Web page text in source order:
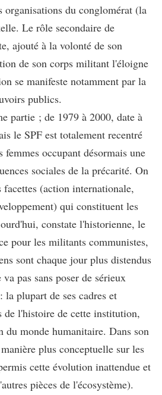
du conglomérat (la
Le rôle secondaire de
ajouté à la volonté de son
de son corps militant l'éloigne
se manifeste notamment par la
publics.
partie ; de 1979 à 2000, date à
le SPF est totalement recentré
occupant désormais une
sociales de la précarité. On
(action internationale,
qui constituent les
constate l'historienne, le
pour les militants communistes,
sont chaque jour plus distendus
pas sans poser de sérieux
plupart de ses cadres et
de l'histoire de cette institution,
du monde humanitaire. Dans son
plus conceptuelle sur les
cette évolution inattendue et
pièces de l'écosystème).